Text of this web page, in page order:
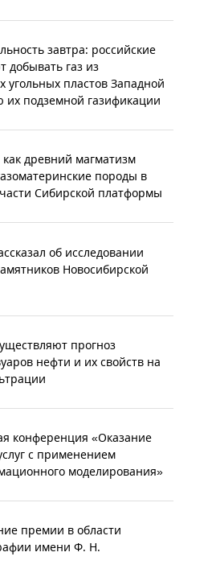
завтра: российские
добывать газ из
угольных пластов Западной
подземной газификации
древний магматизм
породы в
Сибирской платформы
об исследовании
Новосибирской
прогноз
нефти и их свойств на
конференция «Оказание
с применением
моделирования»
премии в области
имени Ф. Н.